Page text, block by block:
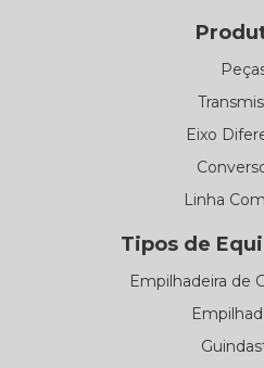
Eixo
Linha
Tipos de
Empilhadeira de